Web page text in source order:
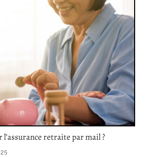
retraite par mail ?